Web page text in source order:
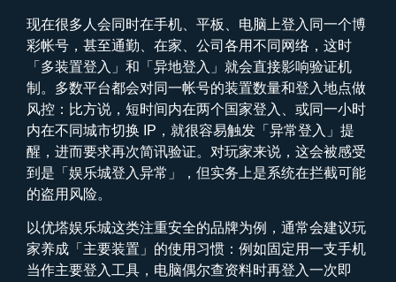
现在很多人会同时在手机、平板、电脑上登入同一个博
彩帐号，甚至通勤、在家、公司各用不同网络，这时
「多装置登入」和「异地登入」就会直接影响验证机
制。多数平台都会对同一帐号的装置数量和登入地点做
风控：比方说，短时间内在两个国家登入、或同一小时
内在不同城市切换 IP，就很容易触发「异常登入」提
醒，进而要求再次简讯验证。对玩家来说，这会被感受
到是「娱乐城登入异常」，但实务上是系统在拦截可能
的盗用风险。
以优塔娱乐城这类注重安全的品牌为例，通常会建议玩
家养成「主要装置」的使用习惯：例如固定用一支手机
当作主要登入工具，电脑偶尔查资料时再登入一次即